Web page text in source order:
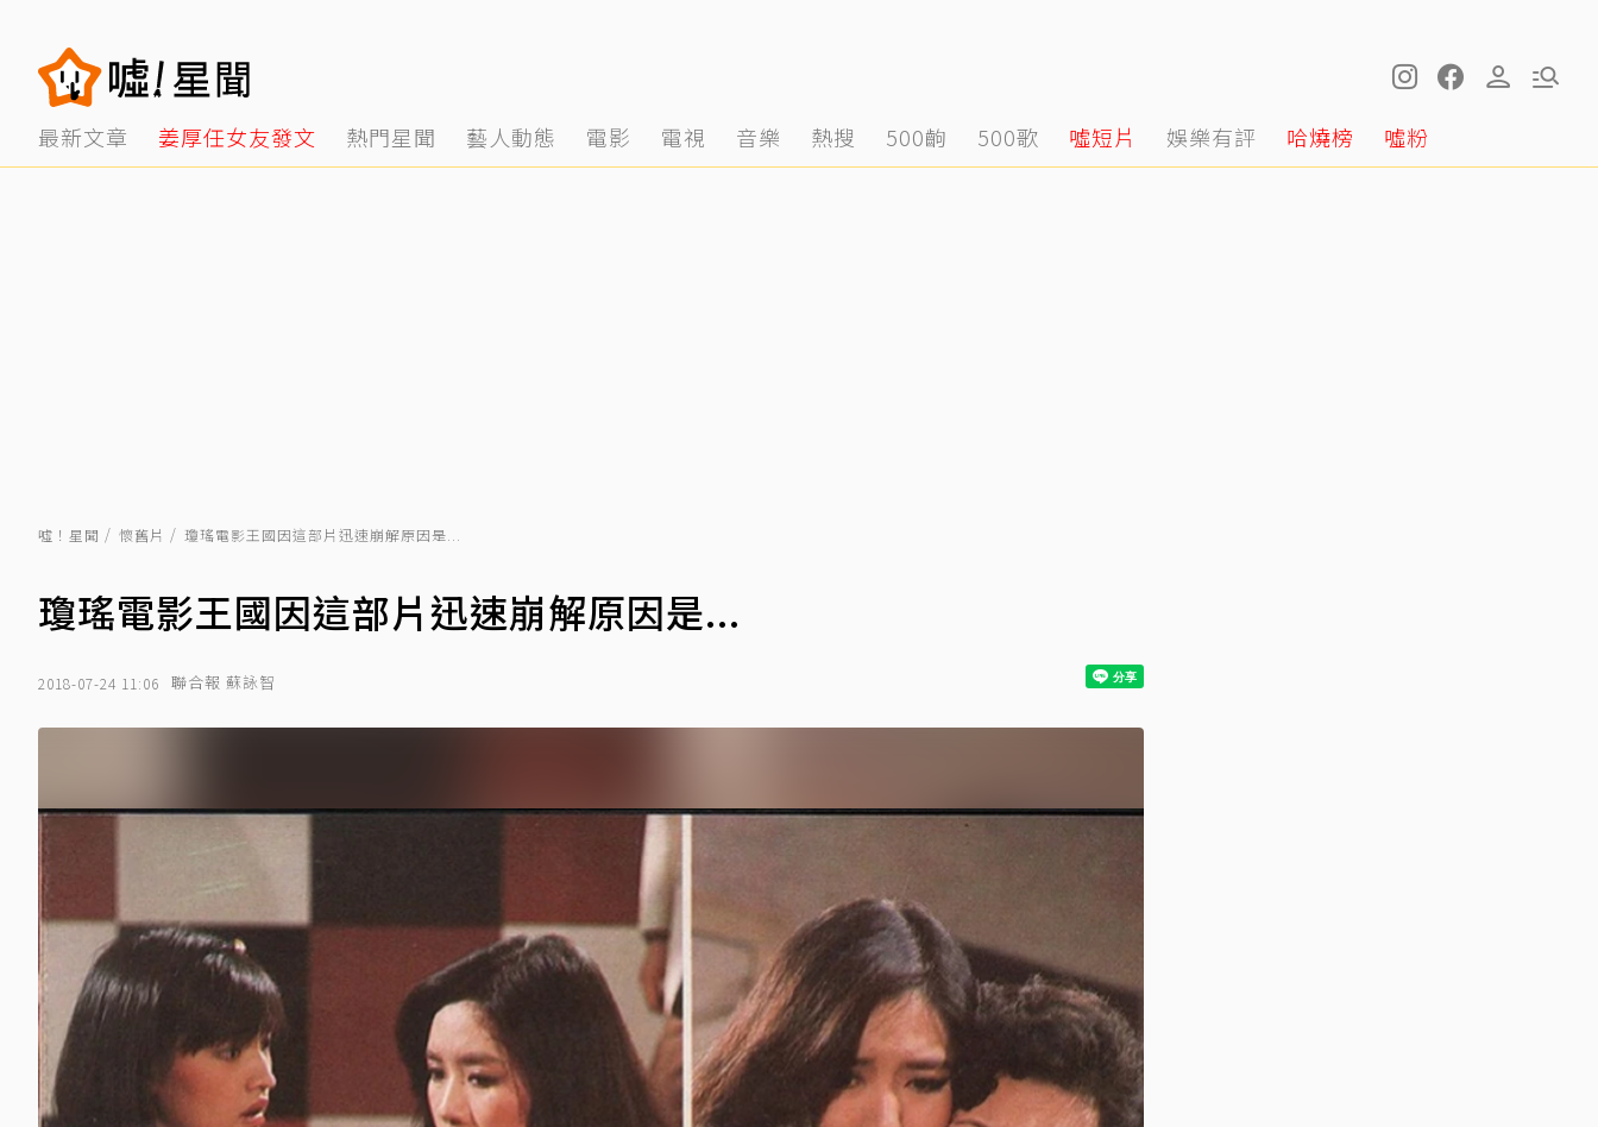
最新文章 姜厚任女友發文 熱門星聞 藝人動態 電影 電視 音樂 熱搜 500齣 500歌 噓短片 娛樂有評 哈燒榜 噓粉
噓！星聞 懷舊片 瓊瑤電影王國因這部片迅速崩解原因是...
瓊瑤電影王國因這部片迅速崩解原因是...
2018-07-24 11:06 聯合報 蘇詠智